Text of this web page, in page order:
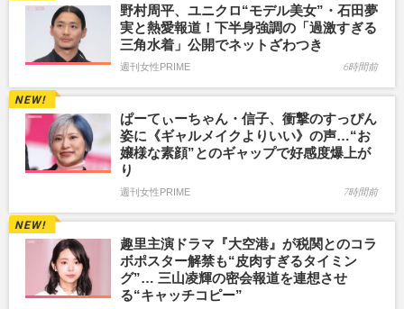
野村周平、ユニクロ“モデル美女”・石田夢
実と熱愛報道！下半身強調の「過激すぎる
三角水着」公開でネットざわつき
週刊女性PRIME 6時間前
ぱーてぃーちゃん・信子、衝撃のすっぴん
姿に《ギャルメイクよりいい》の声…“お
嬢様な素顔”とのギャップで好感度爆上が
り
週刊女性PRIME 7時間前
趣里主演ドラマ『大空港』が税関とのコラ
ボポスター解禁も“皮肉すぎるタイミン
グ”… 三山凌輝の密会報道を連想させ
る“キャッチコピー”